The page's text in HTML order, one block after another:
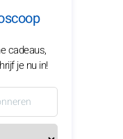
cadeaus,
je nu in!